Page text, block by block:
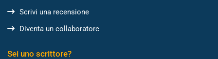
Scrivi una recensione
Diventa un collaboratore
Sei uno scrittore?